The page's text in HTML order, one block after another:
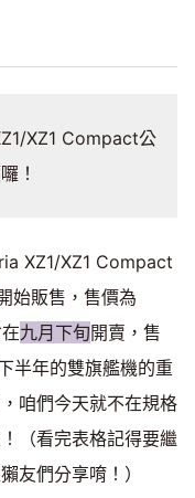
XZ1 Compact公
！
XZ1/XZ1 Compact
始販售，售價為
九月下旬開賣，售
半年的雙旗艦機的重
咱們今天就不在規格
（看完表格記得要繼
友們分享唷！）